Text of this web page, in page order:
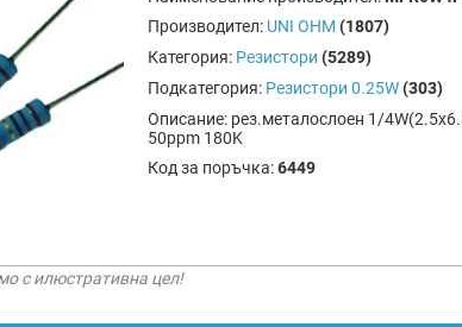
Производител: UNI OHM (1807)
Категория: Резистори (5289)
Подкатегория: Резистори 0.25W (303)
Описание: рез.металослоен 1/
50ppm 180K
Код за поръчка:6449
с илюстративна цел!